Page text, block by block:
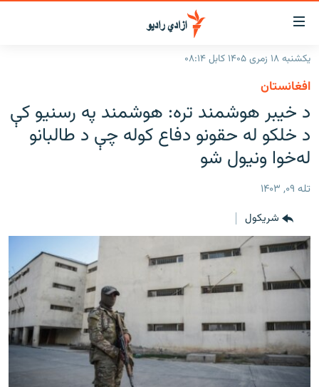
د
لاسرسۍ
وړ
لېنکونه
متن
ته
ورتلل
اصلي
مېنو
ته
لټون
ته
مراجعه
افغانستان
سیمه
خبرونه
افغانستان
د خپرونو جدول
انځوریزه برخه
ورزش
د کډوالۍ بحران
اړیکه
دري پاڼه
یکشنبه ۱۸ زمری ۱۴۰۵ کابل ۰۸:۱۴
افغانستان
د خيبر هوشمند تره: هوشمند په رسنيو کې
د خلکو له حقونو دفاع کوله چې د طالبانو
له‌خوا ونيول شو
تله ۰۹, ۱۴۰۳
شريکول